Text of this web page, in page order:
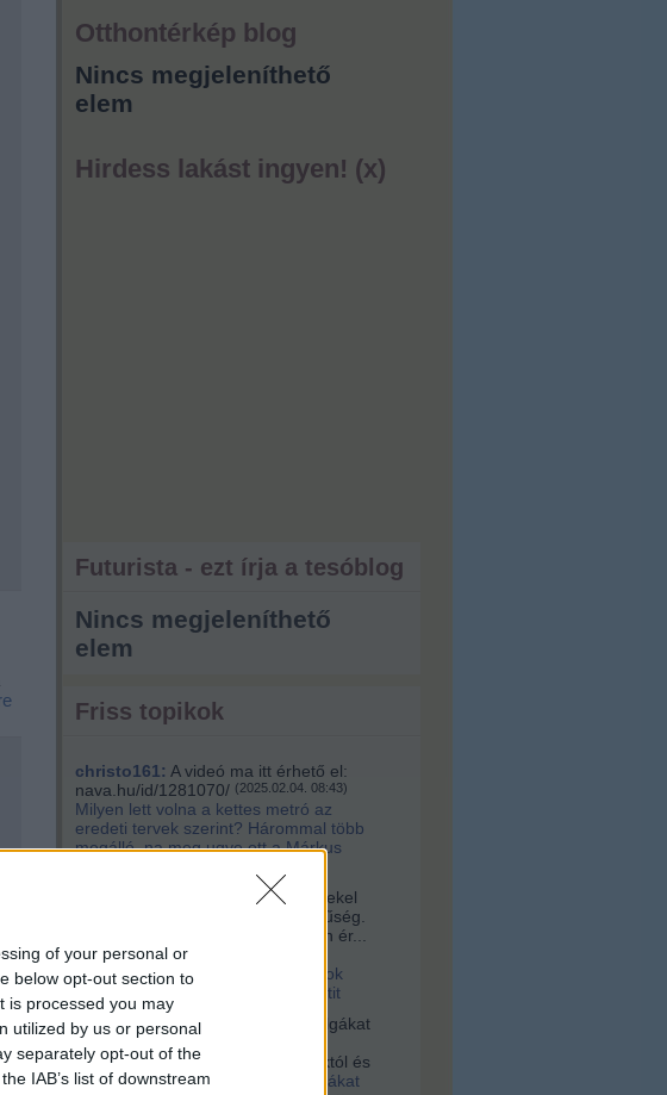
of your personal or
below opt-out section to
is processed you may
utilized by us or personal
separately opt-out of the
IAB’s list of downstream
Otthontérkép blog
Nincs megjeleníthető
elem
Hirdess lakást ingyen! (x)
Futurista - ezt írja a tesóblog
Nincs megjeleníthető
elem
Friss topikok
christo161: A videó ma itt érhető el:
nava.hu/id/1281070/ (2025.02.04. 08:43)
Milyen lett volna a kettes metró az
eredeti tervek szerint? Hárommal több
megálló, na meg ugye ott a Márkus
Sziasztok! Nagyon érdekel
engem is az építészet és korszerűség.
Éppen valamelyik nap egy nagyon ér...
(2021.04.16. 10:56)
szentpétervári Müpáról. Ugyanazok
tervezik és építik, mint a budapestit
király vagyok:A négerek rabszolgákat
nem befogták Afrikában, hanem
pénzért vették az ottani uralkodóktól és
kere...(2021.03.03. 23:36
Rabszolgákat